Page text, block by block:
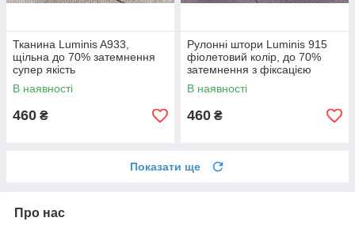
Тканина Luminis A933,
щільна до 70% затемнення
супер якість
В наявності
460 ₴
Рулонні штори Luminis 915
фіолетовий колір, до 70%
затемнення з фіксацією
В наявності
460 ₴
Показати ще
Про нас